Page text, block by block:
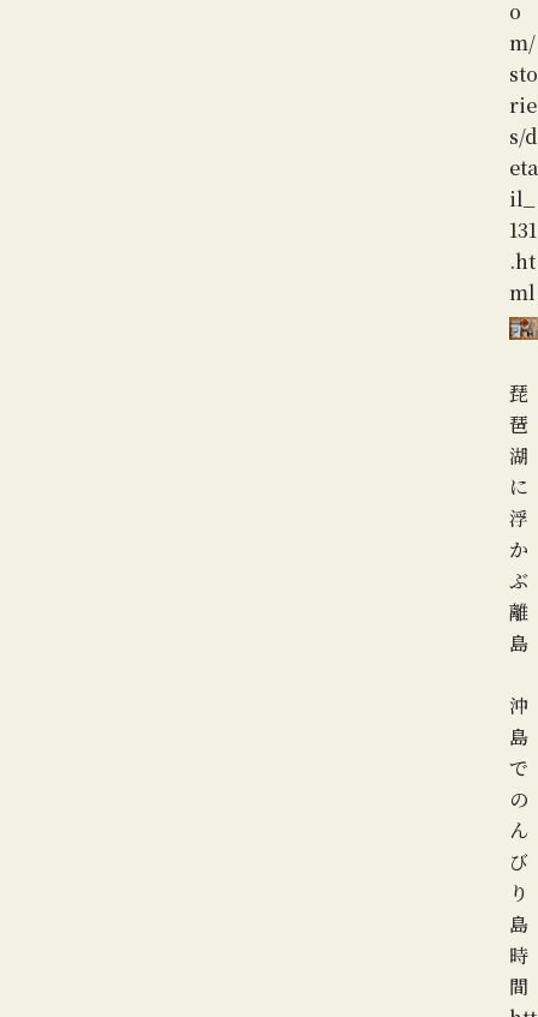
o
m/
sto
rie
s/d
eta
il_
131
.ht
ml
琵
琶
湖
に
浮
か
ぶ
離
島
沖
島
で
の
ん
び
り
島
時
間